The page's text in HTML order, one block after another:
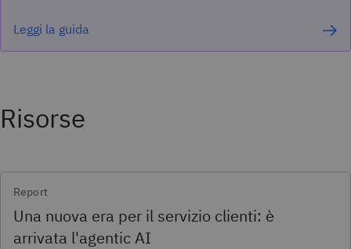
Leggi la guida
Risorse
Report
Una nuova era per il servizio clienti: è
arrivata l'agentic AI